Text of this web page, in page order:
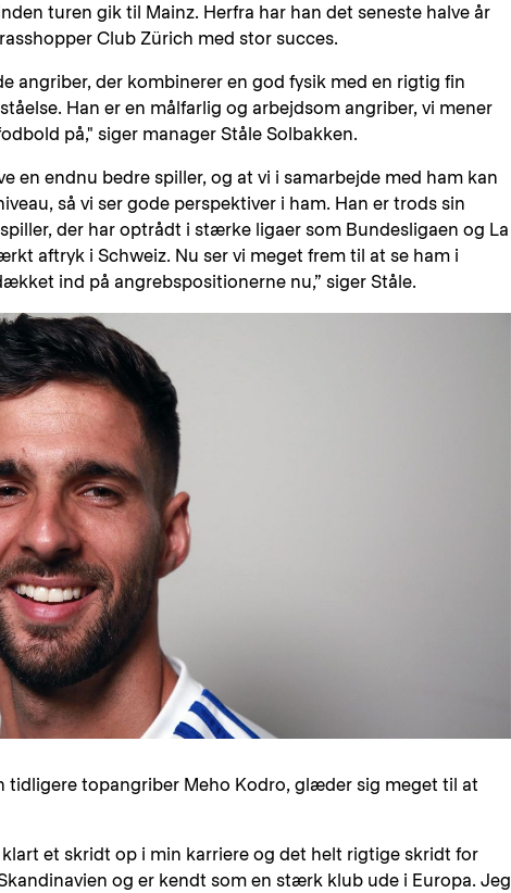
turen gik til Mainz. Herfra har han det seneste halve år
Club Zürich med stor succes.
angriber, der kombinerer en god fysik med en rigtig fin
Han er en målfarlig og arbejdsom angriber, vi mener
på," siger manager Ståle Solbakken.
en endnu bedre spiller, og at vi i samarbejde med ham kan
så vi ser gode perspektiver i ham. Han er trods sin
der har optrådt i stærke ligaer som Bundesligaen og La
aftryk i Schweiz. Nu ser vi meget frem til at se ham i
ind på angrebspositionerne nu,” siger Ståle.
tidligere topangriber Meho Kodro, glæder sig meget til at
klart et skridt op i min karriere og det helt rigtige skridt for
og er kendt som en stærk klub ude i Europa. Jeg